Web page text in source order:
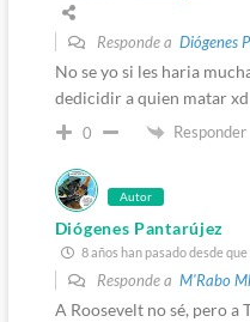
Responde a Diógenes
No se yo si les haria
dedicidir a quien matar xd
0 Responder
Autor
Diógenes Pantarújez
8 años han pasado desde
Responde a M'Rabo
A Roosevelt no sé, pero a